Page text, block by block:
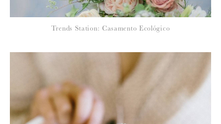
Para saber como tratamos e protegemos os seus dados, leia a nossa
política de privacidade
Trends Station: Casamento Ecológico